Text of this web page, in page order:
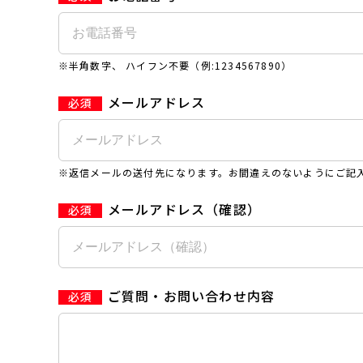
※半角数字、 ハイフン不要（例:1234567890）
メールアドレス
※返信メールの送付先になります。お間違えのないようにご記
メールアドレス（確認）
ご質問・お問い合わせ内容